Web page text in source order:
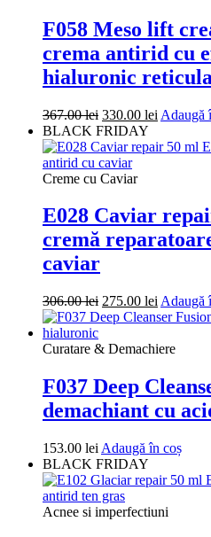
F058 Meso lift
crema antirid cu
hialuronic
367.00lei Prețul
inițial
a
fost:
367.00 lei.
330.00 lei Prețul
este:
Adaugă
BLACK FRIDAY
Creme cu Caviar
E028 Caviar
cremă
caviar
306.00lei Prețul
inițial
fost:
275.00 lei Prețul
curent
275.00 lei.
Adaugă
Curatare & Demachiere
F037 Deep
demachiant cu
153.00 lei Adaugă în coș
BLACK FRIDAY
Acnee si imperfectiuni